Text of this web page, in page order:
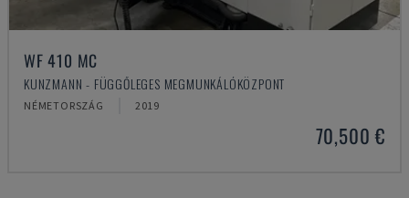
WF 410 MC
KUNZMANN - FÜGGŐLEGES MEGMUNKÁLÓKÖZPONT
NÉMETORSZÁG 2019
70,500 €